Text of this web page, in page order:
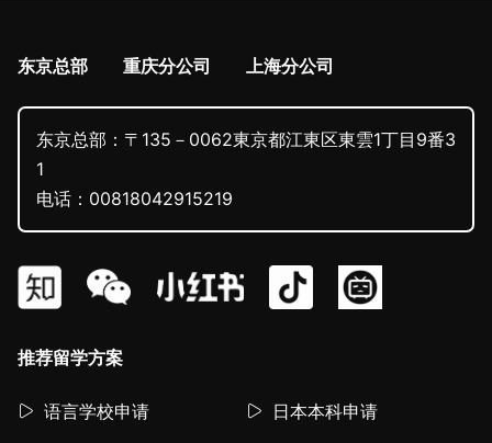
东京总部 重庆分公司 上海分公司
东京总部：〒135－0062東京都江東区東雲1丁目9番3
1
电话：00818042915219
推荐留学方案
语言学校申请
日本本科申请